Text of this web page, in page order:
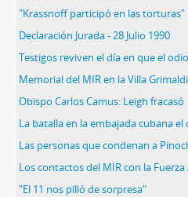
"Krassnoff participó en las torturas"
Declaración Jurada - 28 Julio 1990
Testigos reviven el día en que el
Memorial del MIR en la Villa Grimaldi
Obispo Carlos Camus: Leigh fracasó
La batalla en la embajada cubana el
Las personas que condenan a
Los contactos del MIR con la Fuerza
"El 11 nos pilló de sorpresa"